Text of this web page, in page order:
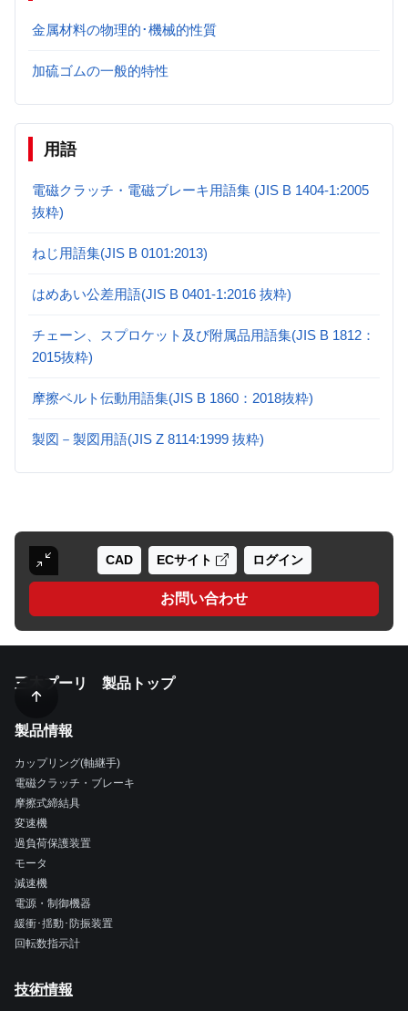
金属材料の物理的･機械的性質
加硫ゴムの一般的特性
用語
電磁クラッチ・電磁ブレーキ用語集 (JIS B 1404-1:2005
抜粋)
ねじ用語集(JIS B 0101:2013)
はめあい公差用語(JIS B 0401-1:2016 抜粋)
チェーン、スプロケット及び附属品用語集(JIS B 1812：
2015抜粋)
摩擦ベルト伝動用語集(JIS B 1860：2018抜粋)
製図－製図用語(JIS Z 8114:1999 抜粋)
CAD ECサイト ログイン
お問い合わせ
三木プーリ 製品トップ
製品情報
カップリング(軸継手)
電磁クラッチ・ブレーキ
摩擦式締結具
変速機
過負荷保護装置
モータ
減速機
電源・制御機器
緩衝･揺動･防振装置
回転数指示計
技術情報